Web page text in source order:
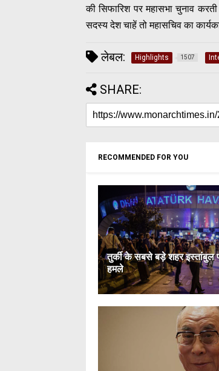
की सिफारिश पर महासभा चुनाव
सदस्य देश चाहें तो महासचिव का
लेबल: Highlights 1507
SHARE:
RECOMMENDED FOR YOU
तुर्की के सबसे बड़े शहर इस्तांबुल
हमले